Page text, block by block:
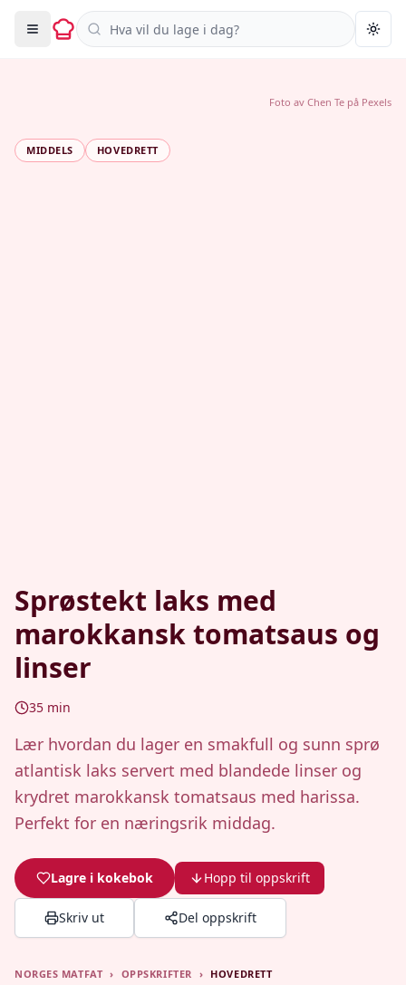
Søk i oppskrifter
MIDDELS HOVEDRETT
Sprøstekt laks med
marokkansk tomatsaus og
linser
35 min
Lær hvordan du lager en smakfull og sunn sprø
atlantisk laks servert med blandede linser og
krydret marokkansk tomatsaus med harissa.
Perfekt for en næringsrik middag.
Lagre i kokebok Hopp til oppskrift
Skriv ut Del oppskrift
Foto av Chen Te på Pexels
NORGES MATFAT › OPPSKRIFTER › HOVEDRETT